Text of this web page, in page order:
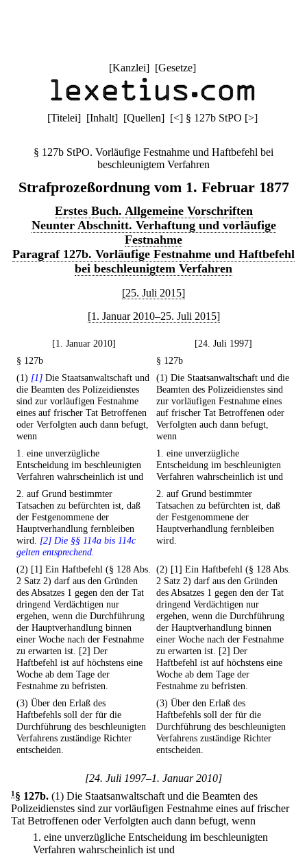
[Kanzlei] [Gesetze]
[Titelei] [Inhalt] [Quellen] [<] § 127b StPO [>]
§ 127b StPO. Vorläufige Festnahme und Haftbefehl bei
beschleunigtem Verfahren
Strafprozeßordnung vom 1. Februar 1877
Erstes Buch. Allgemeine Vorschriften
Neunter Abschnitt. Verhaftung und vorläufige
Festnahme
Paragraf 127b. Vorläufige Festnahme und Haftbefehl
bei beschleunigtem Verfahren
[25. Juli 2015]
[1. Januar 2010–25. Juli 2015]
[1. Januar 2010]
[24. Juli 1997]
§ 127b
§ 127b
(1) [1] Die Staatsanwaltschaft und
die Beamten des Polizeidienstes
sind zur vorläufigen Festnahme
eines auf frischer Tat Betroffenen
oder Verfolgten auch dann befugt,
wenn
(1) Die Staatsanwaltschaft und die
Beamten des Polizeidienstes sind
zur vorläufigen Festnahme eines
auf frischer Tat Betroffenen oder
Verfolgten auch dann befugt,
wenn
1. eine unverzügliche
Entscheidung im beschleunigten
Verfahren wahrscheinlich ist und
1. eine unverzügliche
Entscheidung im beschleunigten
Verfahren wahrscheinlich ist und
2. auf Grund bestimmter
Tatsachen zu befürchten ist, daß
der Festgenommene der
Hauptverhandlung fernbleiben
wird. [2] Die §§ 114a bis 114c
gelten entsprechend.
2. auf Grund bestimmter
Tatsachen zu befürchten ist, daß
der Festgenommene der
Hauptverhandlung fernbleiben
wird.
(2) [1] Ein Haftbefehl (§ 128 Abs.
2 Satz 2) darf aus den Gründen
des Absatzes 1 gegen den der Tat
dringend Verdächtigen nur
ergehen, wenn die Durchführung
der Hauptverhandlung binnen
einer Woche nach der Festnahme
zu erwarten ist. [2] Der
Haftbefehl ist auf höchstens eine
Woche ab dem Tage der
Festnahme zu befristen.
(2) [1] Ein Haftbefehl (§ 128 Abs.
2 Satz 2) darf aus den Gründen
des Absatzes 1 gegen den der Tat
dringend Verdächtigen nur
ergehen, wenn die Durchführung
der Hauptverhandlung binnen
einer Woche nach der Festnahme
zu erwarten ist. [2] Der
Haftbefehl ist auf höchstens eine
Woche ab dem Tage der
Festnahme zu befristen.
(3) Über den Erlaß des
Haftbefehls soll der für die
Durchführung des beschleunigten
Verfahrens zuständige Richter
entscheiden.
(3) Über den Erlaß des
Haftbefehls soll der für die
Durchführung des beschleunigten
Verfahrens zuständige Richter
entscheiden.
[24. Juli 1997–1. Januar 2010]
1§ 127b. (1) Die Staatsanwaltschaft und die Beamten des
Polizeidienstes sind zur vorläufigen Festnahme eines auf frischer
Tat Betroffenen oder Verfolgten auch dann befugt, wenn
1. eine unverzügliche Entscheidung im beschleunigten
Verfahren wahrscheinlich ist und